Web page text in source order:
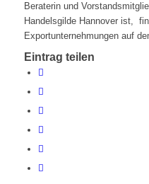
Beraterin und
Handelsgilde Hannover ist,
Exportunternehmungen auf
Eintrag teilen